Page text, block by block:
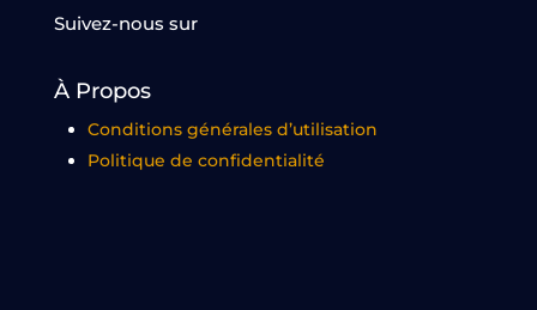
Suivez-nous sur
À Propos
Conditions générales d’utilisation
Politique de confidentialité